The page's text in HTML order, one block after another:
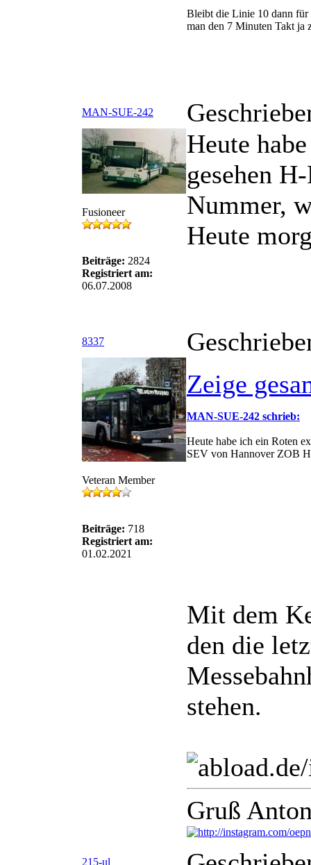
Bleibt die Linie 10 dann für
man den 7 Minuten Takt ja
"Bald" geht ganz bestimmt
Die Region hat nicht
Demgemäß wurden auch
Selbst wenn dieses zeitnah
MAN-SUE-242
Fusioneer
Beiträge: 2824
Registriert am:
06.07.2008
Heute
gesehen
Nummer,
Heute
8337
Veteran Member
Beiträge: 718
Registriert am:
01.02.2021
Zeige
MAN-SUE-242 schrieb:
Heute habe ich ein Roten
SEV von Hannover ZOB
Mit dem
den die
stehen.
Gruß
215-ul